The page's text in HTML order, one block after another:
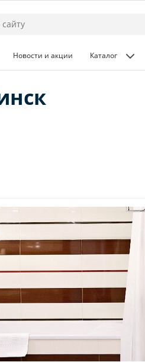
Новости и акции Каталог